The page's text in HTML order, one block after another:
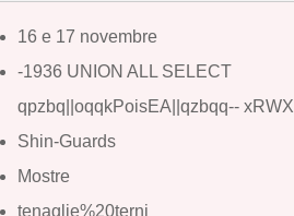
16 e 17 novembre
-1936 UNION ALL SELECT
qpzbq||oqqkPoisEA||qzbqq-- xRWX
Shin-Guards
Mostre
tenaglie%20terni